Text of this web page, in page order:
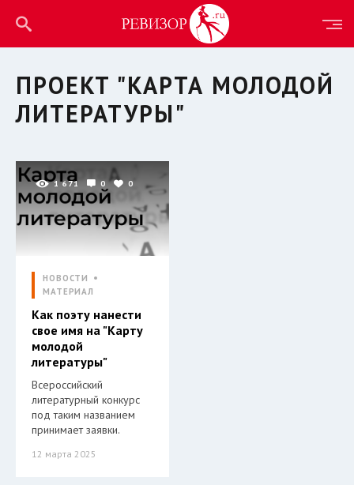
ПРОЕКТ "КАРТА МОЛОДОЙ
ЛИТЕРАТУРЫ"
1 671 0 0
НОВОСТИ
МАТЕРИАЛ
Как поэту нанести
свое имя на "Карту
молодой
литературы"
Всероссийский
литературный конкурс
под таким названием
принимает заявки.
12 марта 2025